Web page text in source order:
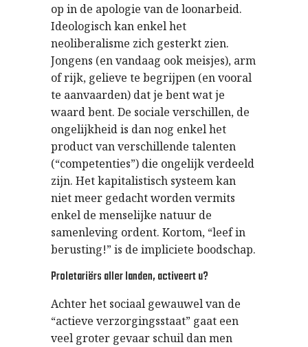
op in de apologie van de loonarbeid.
Ideologisch kan enkel het
neoliberalisme zich gesterkt zien.
Jongens (en vandaag ook meisjes), arm
of rijk, gelieve te begrijpen (en vooral
te aanvaarden) dat je bent wat je
waard bent. De sociale verschillen, de
ongelijkheid is dan nog enkel het
product van verschillende talenten
(“competenties”) die ongelijk verdeeld
zijn. Het kapitalistisch systeem kan
niet meer gedacht worden vermits
enkel de menselijke natuur de
samenleving ordent. Kortom, “leef in
berusting!” is de impliciete boodschap.
Proletariërs aller landen, activeert u?
Achter het sociaal gewauwel van de
“actieve verzorgingsstaat” gaat een
veel groter gevaar schuil dan men